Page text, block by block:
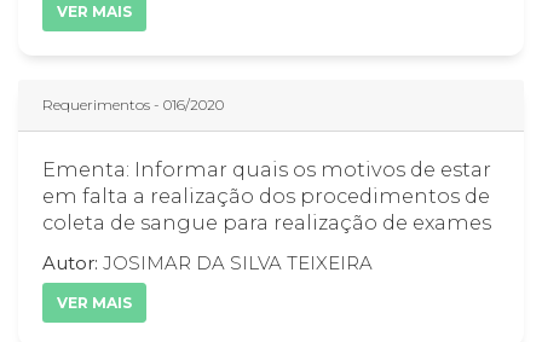
VER MAIS
Requerimentos - 016/2020
Ementa: Informar quais os motivos de estar
em falta a realização dos procedimentos de
coleta de sangue para realização de exames
Autor: JOSIMAR DA SILVA TEIXEIRA
VER MAIS